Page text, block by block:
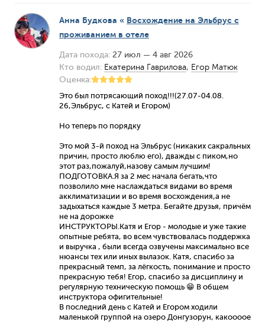
Анна Будкова « Восхождение на Эльбрус с
проживанием в отеле
Дата похода: 27 июл — 4 авг 2026
Кто водил: Екатерина Гаврилова, Егор Матюк
Оценка:
Это был потрясающий поход!!!(27.07-04.08.
26,Эльбрус, с Катей и Егором)
Но теперь по порядку
Это мой 3-й поход на Эльбрус (никаких сакральных
причин, просто люблю его), дважды с пиком,но
этот раз,пожалуй,назову самым лучшим!
ПОДГОТОВКА.Я за 2 мес начала бегать,что
позволило мне наслаждаться видами во время
акклиматизации и во время восхождения,а не
задыхаться каждые 3 метра. Бегайте друзья, причём
не на дорожке
ИНСТРУКТОРЫ.Катя и Егор - молодые и уже такие
опытные ребята, во всем чувствовалась поддержка
и выручка , были всегда озвучены максимально все
нюансы тех или иных вылазок. Катя, спасибо за
прекрасный темп, за лёгкость, понимание и просто
прекрасную тебя! Егор, спасибо за дисциплину и
регулярную техническую помощь 😁 В общем
инструктора офигительные!
В последний день с Катей и Егором ходили
маленькой группой на озеро Донгузорун, какоооое